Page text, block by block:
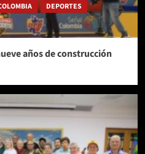
DEPORTES
años de construcción